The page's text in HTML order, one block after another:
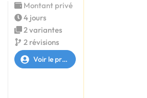
Montant privé
4 jours
2 variantes
2 révisions
Voir le profil